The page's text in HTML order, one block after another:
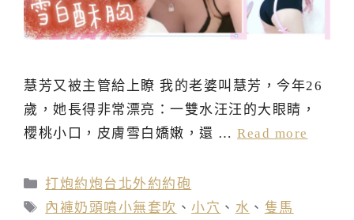
慧芳又被主管給上瞭 我的老婆叫慧芳，今年26
歲，她長得非常漂亮：一雙水汪汪的大眼睛，
櫻桃小口，皮膚雪白嬌嫩，還 … Read more
分
類
打炮約炮台北外約約砲
標
內褲奶頭噴小無套吹 、小穴 、 水 、 隻馬